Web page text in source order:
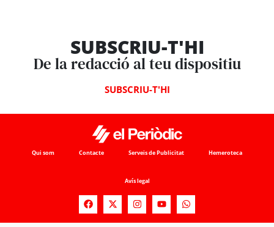
SUBSCRIU-T'HI
De la redacció al teu dispositiu
SUBSCRIU-T'HI
Qui som Contacte Serveis de Publicitat Hemeroteca
Avís legal